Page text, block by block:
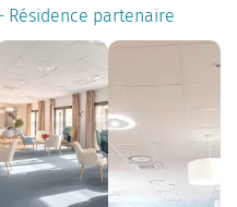
Résidence partenaire